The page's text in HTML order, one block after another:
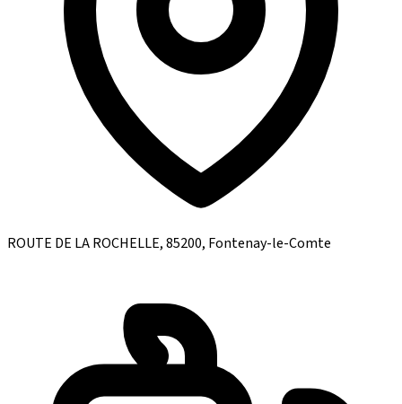
ROUTE DE LA ROCHELLE, 85200, Fontenay-le-Comte